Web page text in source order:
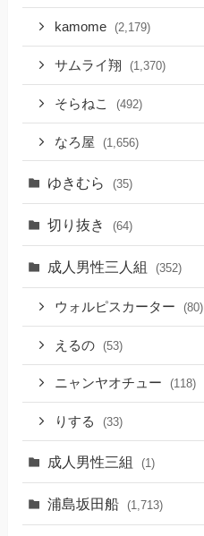
kamome (2,179)
サムライ翔 (1,370)
そらねこ (492)
なろ屋 (1,656)
ゆきむら (35)
切り抜き (64)
成人男性三人組 (352)
ウォルピスカーター (80)
えるの (53)
ニャンヤオチュー (118)
りする (33)
成人男性三組 (1)
浦島坂田船 (1,713)